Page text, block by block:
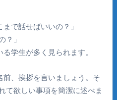
で話せばいいの？」
？」
学生が多く見られます。
前、挨拶を言いましょう。そ
て欲しい事項を簡潔に述べま